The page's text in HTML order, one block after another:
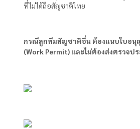
ที่ไม่ได้ถือสัญชาติไทย
กรณีลูกทีมสัญชาติอื่น ต้องแนบใบอนุ
(Work Permit) และไม่ต้องส่งตรวจป